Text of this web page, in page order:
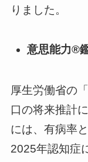
りました。
意思能力®
厚生労働省の
口の将来推計
には、有病率
2025年認知症